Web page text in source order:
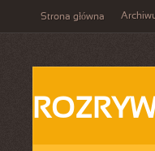
Strona główna